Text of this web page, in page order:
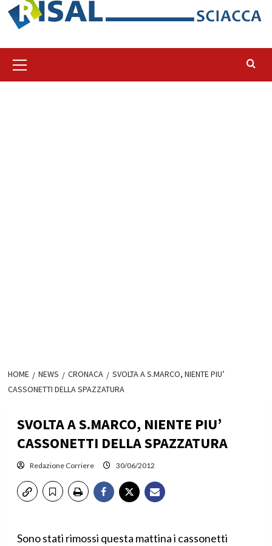
principale
HOME NEWS CRONACA
SVOLTA A S.MARCO, NIENTE PIU’
CASSONETTI DELLA SPAZZATURA
SVOLTA A S.MARCO, NIENTE PIU’
CASSONETTI DELLA SPAZZATURA
Redazione Corriere 30/06/2012
Sono stati rimossi questa mattina i cassonetti